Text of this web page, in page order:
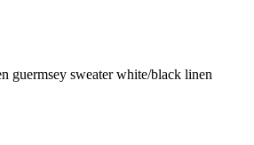
sweater white/black linen